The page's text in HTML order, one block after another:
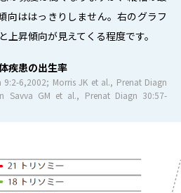
向ははっきりしません。右のグラフ
上昇傾向が見えてくる程度です。
疾患の出生率
9:2-6,2002; Morris JK et al., Prenat Diagn
Savva GM et al., Prenat Diagn 30:57-